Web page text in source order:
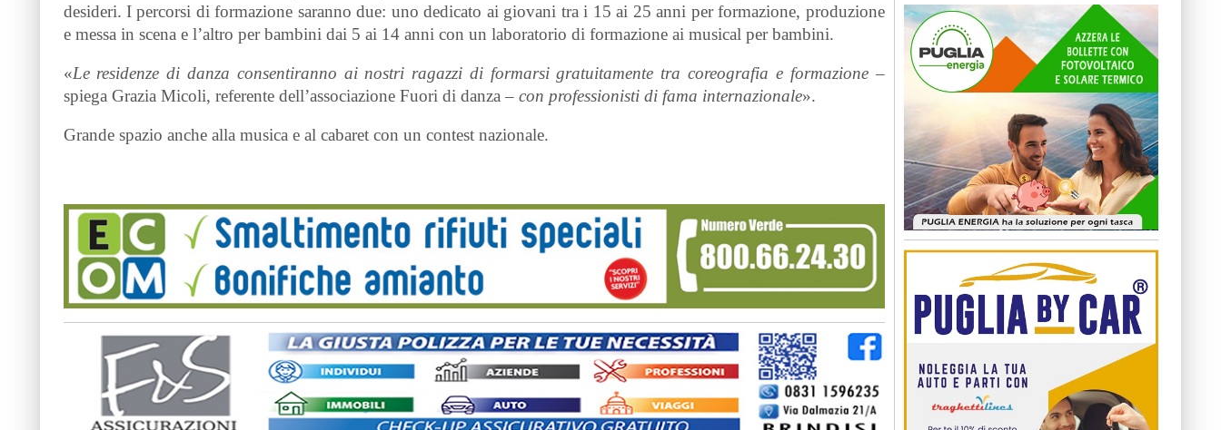
desideri. I percorsi di formazione saranno due: uno dedicato ai giovani tra i 15 ai 25 anni per formazione, produzione
e messa in scena e l’altro per bambini dai 5 ai 14 anni con un laboratorio di formazione ai musical per bambini.
«Le residenze di danza consentiranno ai nostri ragazzi di formarsi gratuitamente tra coreografia e formazione–
spiega Grazia Micoli, referente dell’associazione Fuori di danza – con professionisti di fama internazionale».
Grande spazio anche alla musica e al cabaret con un contest nazionale.